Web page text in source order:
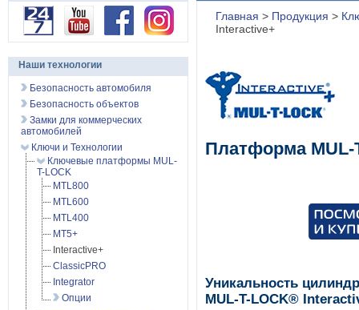
Главная > Продукция >
Interactive+
Платформа MUL-
Уникальность
MUL-T-LOCK®
Наши технологии
Безопасность автомобиля
Безопасность объектов
Замки для коммерческих
автомобилей
Ключи и Технологии
Ключевые платформы MUL-
T-LOCK
MTL800
MTL600
MTL400
MT5+
Interactive+
ClassicPRO
Integrator
Опции